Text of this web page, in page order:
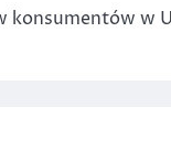
konsumentów w